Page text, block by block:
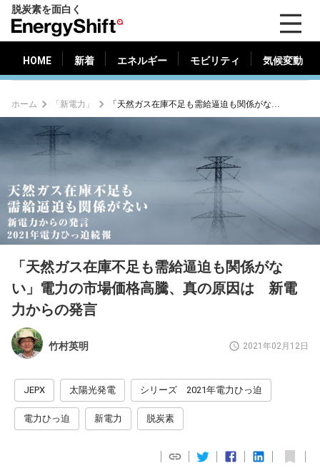
脱炭素を面白く
ナ
ジ
ー
フ
HOME 新着 エネルギー モビリティ 気候変動
新着 エネルギー 気候変動
ホーム 「新電力」 「天然ガス在庫不足も需給逼迫も関係がない」電力の市場価格高騰、真の原因は 新電力からの発言
「天然ガス在庫不足も需給逼迫も関係がな
い」電力の市場価格高騰、真の原因は 新電
力からの発言
竹村英明 2021年02月12日
JEPX 太陽光発電 シリーズ 2021年電力ひっ迫
電力ひっ迫 新電力 脱炭素